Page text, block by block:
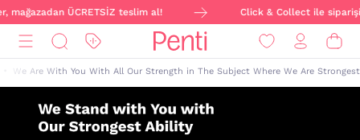
ÜCRETSİZ teslim al! Click & Collect ile
We Are With You With All Our Strength in The Subject Where We Are Strongest